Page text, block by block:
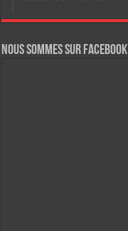
Nous sommes sur FaceBook